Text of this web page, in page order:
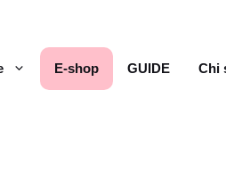
E-shop GUIDE Chi